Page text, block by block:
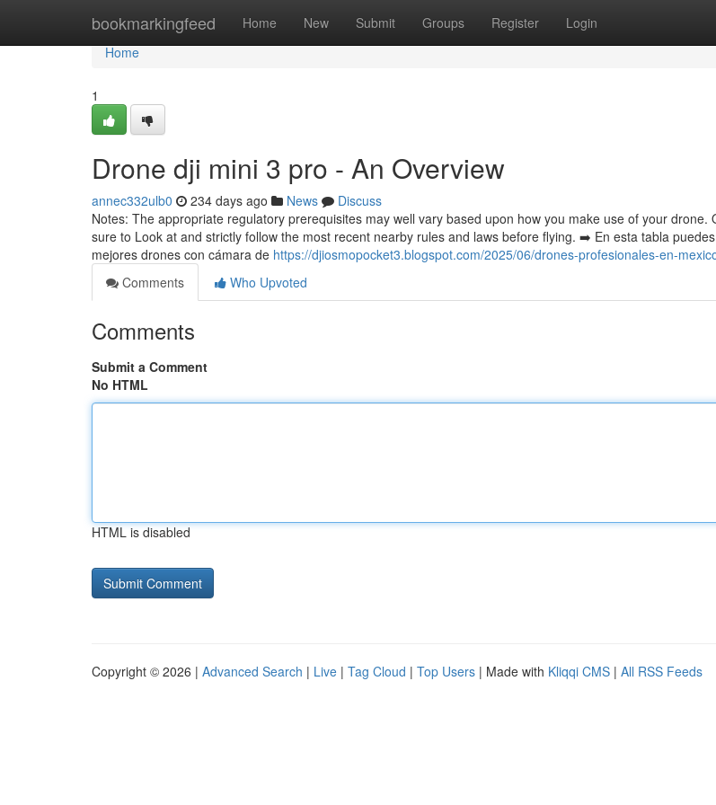
bookmarkingfeed Home New Submit Groups Register Login
Home
Home
1
Drone dji mini 3 pro - An Overview
annec332ulb0 234 days ago News
Discuss
Notes: The appropriate regulatory prerequisites may well vary based upon how you make use of your drone.
sure to Look at and strictly follow the most recent nearby rules and laws before flying. ➡️ En esta tabla
mejores drones con cámara de https://djiosmopocket3.blogspot.com/2025/06/drones-profesionales-en-
Comments
Who Upvoted
Comments
Submit a Comment
No HTML
HTML is disabled
Copyright © 2026 | Advanced Search | Live | Tag Cloud | Top Users | Made with Kliqqi CMS | All RSS Feeds